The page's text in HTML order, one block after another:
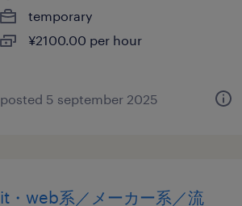
temporary
¥2100.00 per hour
posted 5 september 2025
it・web系／メーカー系／流